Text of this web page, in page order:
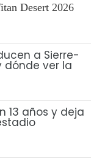
Desert 2026
a Sierre-
dónde ver la
13 años y deja